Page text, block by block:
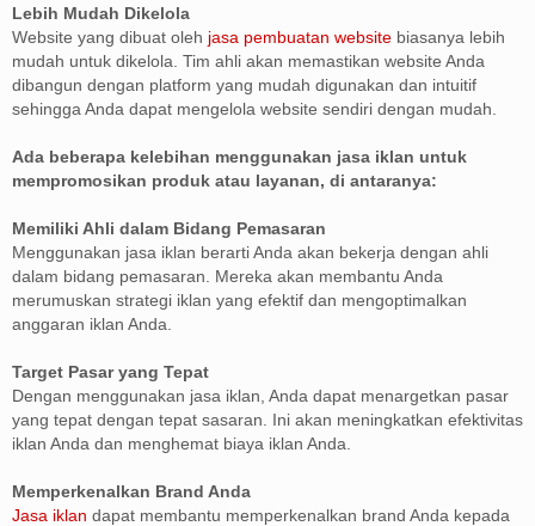
Lebih Mudah Dikelola
Website yang dibuat oleh jasa pembuatan website biasanya lebih
mudah untuk dikelola. Tim ahli akan memastikan website Anda
dibangun dengan platform yang mudah digunakan dan intuitif
sehingga Anda dapat mengelola website sendiri dengan mudah.
Ada beberapa kelebihan menggunakan jasa iklan untuk
mempromosikan produk atau layanan, di antaranya:
Memiliki Ahli dalam Bidang Pemasaran
Menggunakan jasa iklan berarti Anda akan bekerja dengan ahli
dalam bidang pemasaran. Mereka akan membantu Anda
merumuskan strategi iklan yang efektif dan mengoptimalkan
anggaran iklan Anda.
Target Pasar yang Tepat
Dengan menggunakan jasa iklan, Anda dapat menargetkan pasar
yang tepat dengan tepat sasaran. Ini akan meningkatkan efektivitas
iklan Anda dan menghemat biaya iklan Anda.
Memperkenalkan Brand Anda
Jasa iklan dapat membantu memperkenalkan brand Anda kepada